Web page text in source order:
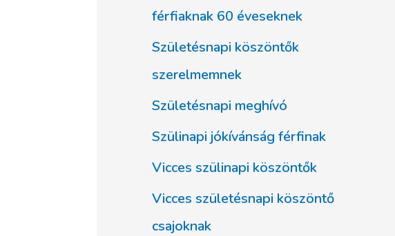
férfiaknak 60 éveseknek
Születésnapi köszöntők
szerelmemnek
Születésnapi meghívó
Szülinapi jókívánság férfinak
Vicces szülinapi köszöntők
Vicces születésnapi köszöntő
csajoknak